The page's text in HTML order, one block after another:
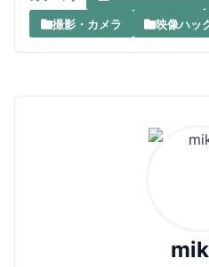
撮影・カメラ
映像ハッ